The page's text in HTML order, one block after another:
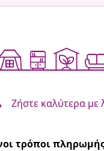
Ζήστε καλύτερα με
τρόποι